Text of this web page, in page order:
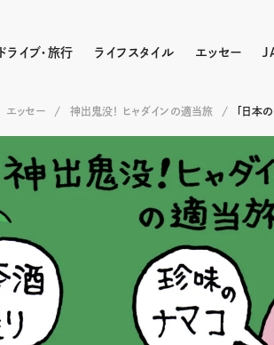
ドライブ・旅行 ライフスタイル エッセー
エッセー 神出鬼没！ ヒャダインの適当旅 「日本